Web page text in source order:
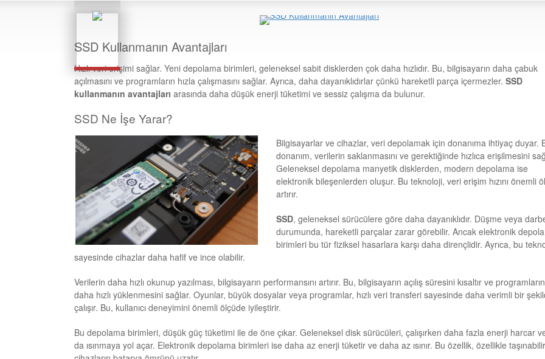
SSD Kullanmanın Avantajları
Hızlı veri erişimi sağlar. Yeni depolama birimleri, geleneksel sabit disklerden çok daha hızlıdır. Bu, bilgisayarın daha çabuk
açılmasını ve programların hızla çalışmasını sağlar. Ayrıca, daha dayanıklıdırlar çünkü hareketli parça içermezler. SSD
kullanmanın avantajları arasında daha düşük enerji tüketimi ve sessiz çalışma da bulunur.
SSD Ne İşe Yarar?
Bilgisayarlar ve cihazlar, veri depolamak için donanıma ihtiyaç duyar.
donanım, verilerin saklanmasını ve gerektiğinde hızlıca erişilmesini
Geleneksel depolama manyetik disklerden, modern depolama ise
elektronik bileşenlerden oluşur. Bu teknoloji, veri erişim hızını önemli
artırır.
SSD, geleneksel sürücülere göre daha dayanıklıdır. Düşme veya
durumunda, hareketli parçalar zarar görebilir. Ancak elektronik
birimleri bu tür fiziksel hasarlara karşı daha dirençlidir. Ayrıca, bu
sayesinde cihazlar daha hafif ve ince olabilir.
Verilerin daha hızlı okunup yazılması, bilgisayarın performansını artırır. Bu, bilgisayarın açılış süresini kısaltır ve
daha hızlı yüklenmesini sağlar. Oyunlar, büyük dosyalar veya programlar, hızlı veri transferi sayesinde daha verimli bir
çalışır. Bu, kullanıcı deneyimini önemli ölçüde iyileştirir.
Bu depolama birimleri, düşük güç tüketimi ile de öne çıkar. Geleneksel disk sürücüleri, çalışırken daha fazla enerji harcar
da ısınmaya yol açar. Elektronik depolama birimleri ise daha az enerji tüketir ve daha az ısınır. Bu özellik, özellikle taşınabilir